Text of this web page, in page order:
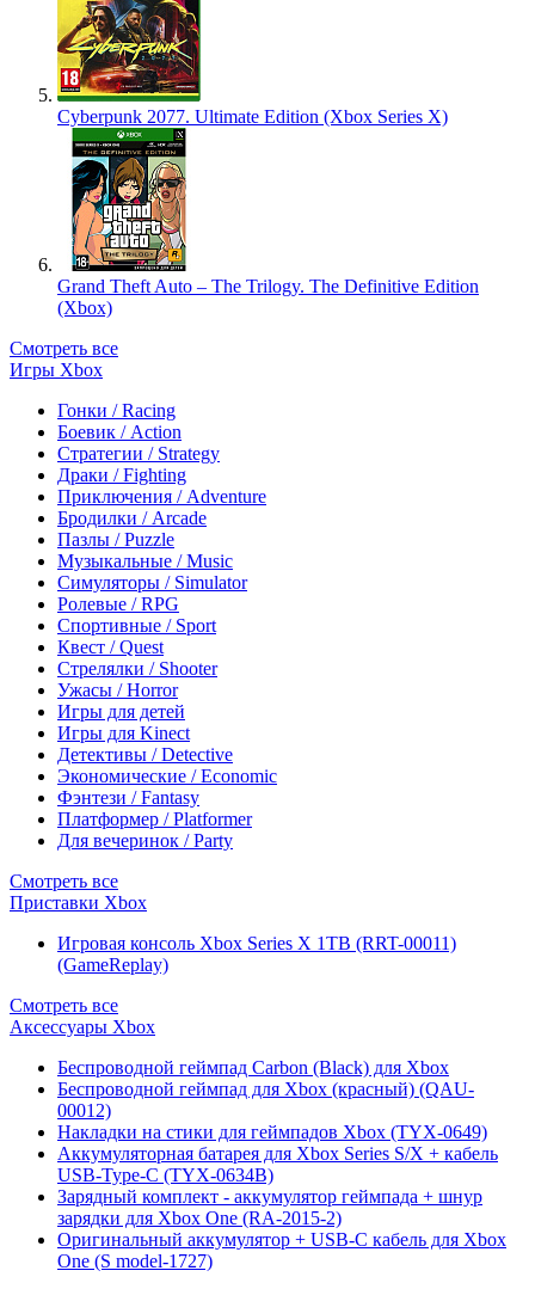
Cyberpunk 2077. Ultimate Edition (Xbox Series X)
Grand Theft Auto – The Trilogy. The Definitive Edition
(Xbox)
Смотреть все
Игры Xbox
Гонки / Racing
Боевик / Action
Стратегии / Strategy
Драки / Fighting
Приключения / Adventure
Бродилки / Arcade
Пазлы / Puzzle
Музыкальные / Music
Симуляторы / Simulator
Ролевые / RPG
Спортивные / Sport
Квест / Quest
Стрелялки / Shooter
Ужасы / Horror
Игры для детей
Игры для Kinect
Детективы / Detective
Экономические / Economic
Фэнтези / Fantasy
Платформер / Platformer
Для вечеринок / Party
Смотреть все
Приставки Xbox
Игровая консоль Xbox Series X 1TB (RRT-00011)
(GameReplay)
Смотреть все
Аксессуары Xbox
Беспроводной геймпад Carbon (Black) для Xbox
Беспроводной геймпад для Xbox (красный) (QAU-
00012)
Накладки на стики для геймпадов Xbox (TYX-0649)
Аккумуляторная батарея для Xbox Series S/X + кабель
USB-Type-C (TYX-0634B)
Зарядный комплект - аккумулятор геймпада + шнур
зарядки для Xbox One (RA-2015-2)
Оригинальный аккумулятор + USB-C кабель для Xbox
One (S model-1727)